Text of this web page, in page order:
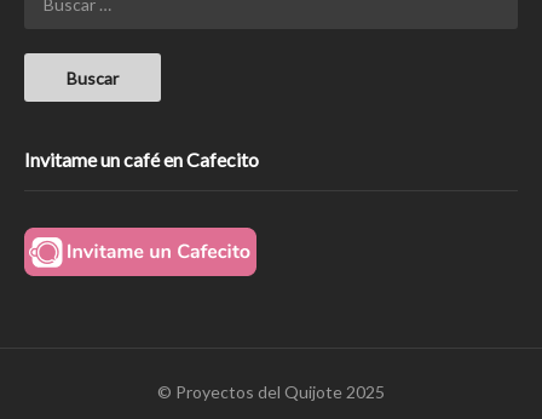
Invitame un café en Cafecito
© Proyectos del Quijote 2025